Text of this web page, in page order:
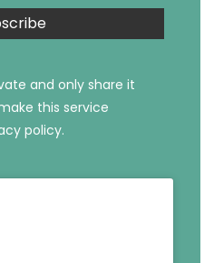
and only share it
this service
policy.